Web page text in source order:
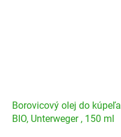
Borovicový olej do kúpeľa
BIO, Unterweger , 150 ml